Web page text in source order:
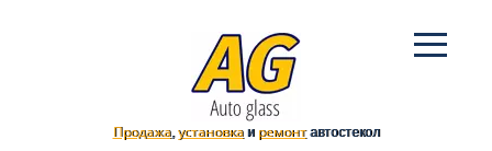
Продажа,установкаи ремонтавтостекол